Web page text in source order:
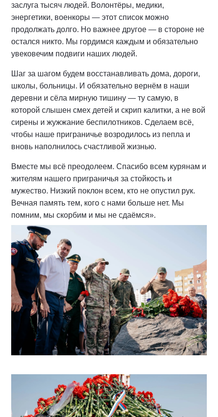
заслуга тысяч людей. Волонтёры, медики,
энергетики, военкоры — этот список можно
продолжать долго. Но важнее другое — в стороне не
остался никто. Мы гордимся каждым и обязательно
увековечим подвиги наших людей.
Шаг за шагом будем восстанавливать дома, дороги,
школы, больницы. И обязательно вернём в наши
деревни и сёла мирную тишину — ту самую, в
которой слышен смех детей и скрип калитки, а не вой
сирены и жужжание беспилотников. Сделаем всё,
чтобы наше приграничье возродилось из пепла и
вновь наполнилось счастливой жизнью.
Вместе мы всё преодолеем. Спасибо всем курянам и
жителям нашего приграничья за стойкость и
мужество. Низкий поклон всем, кто не опустил рук.
Вечная память тем, кого с нами больше нет. Мы
помним, мы скорбим и мы не сдаёмся».